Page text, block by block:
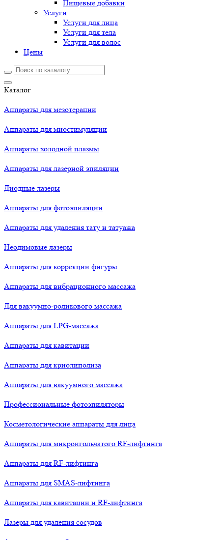
Пищевые добавки
Услуги
Услуги для лица
Услуги для тела
Услуги для волос
Цены
Каталог
Аппараты для мезотерапии
Аппараты для миостимуляции
Аппараты холодной плазмы
Аппараты для лазерной эпиляции
Диодные лазеры
Аппараты для фотоэпиляции
Аппараты для удаления тату и татуажа
Неодимовые лазеры
Аппараты для коррекции фигуры
Аппараты для вибрационного массажа
Для вакуумно-роликового массажа
Аппараты для LPG-массажа
Аппараты для кавитации
Аппараты для криолиполиза
Аппараты для вакуумного массажа
Профессиональные фотоэпиляторы
Косметологические аппараты для лица
Аппараты для микроигольчатого RF-лифтинга
Аппараты для RF-лифтинга
Аппараты для SMAS-лифтинга
Аппараты для кавитации и RF-лифтинга
Лазеры для удаления сосудов